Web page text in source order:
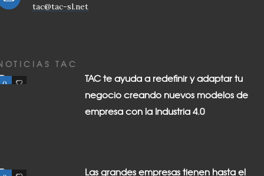
tac@tac-sl.net
TAC
0 0
TAC te ayuda a redefinir y adaptar tu
negocio creando nuevos modelos de
empresa con la Industria 4.0
Las grandes empresas tienen hasta el